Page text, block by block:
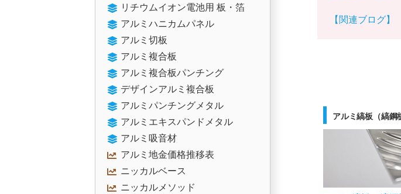
【関連ブログ
アルミ縞板（縞鋼
リチウムイオン電池用 板・箔
アルミハニカムパネル
アルミ切板
アルミ複合板
アルミ複合板パンチング
デザインアルミ複合板
アルミパンチングメタル
アルミエキスパンドメタル
アルミ吸音材
アルミ地金価格推移表
ニッカルベース
ニッカルメソッド